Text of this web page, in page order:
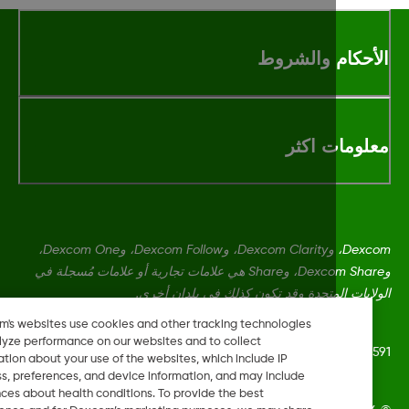
والشروط
اكثر
Dexcom، وDexcom Clarity، وDexcom Follow، وDexcom One،
وDexcom Share، وShare هي علامات تجارية أو علامات مُسجلة في
المتحدة وقد تكون كذلك في بلدان أخرى.
LBL-
Dexcom's websites use cookies and other tracking technologies
to analyze performance on our websites and to collect
information about your use of the websites, which include IP
address, preferences, and device information, and may include
inferences about health conditions. To provide the best